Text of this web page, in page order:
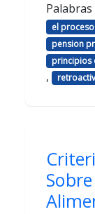
Palabras
el
pension
principios
,